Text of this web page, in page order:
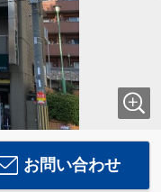
お問い合わせ